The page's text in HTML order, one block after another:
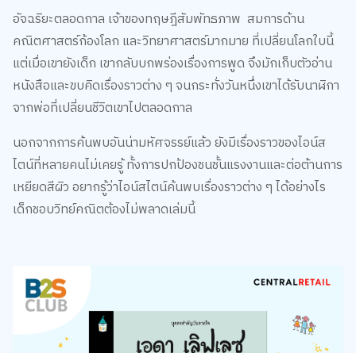
อัจฉริยะตลอดกาล เจ้าของทฤษฎีสัมพัทธภาพ สมการด้าน
คณิตศาสตร์ก้องโลก และวิทยาศาสตร์มากมาย ที่เปลี่ยนโลกใบนี้
แต่เมื่อเขายังเด็ก เขากลับบกพร่องเรื่องการพูด จึงมักเก็บตัวอ่าน
หนังสือและขบคิดเรื่องราวต่าง ๆ จนกระทั่งวันหนึ่งเขาได้รับนาฬิกา
จากพ่อที่เปลี่ยนชีวิตเขาไปตลอดกาล
นอกจากการค้นพบอันน่ามหัศจรรย์แล้ว ยังมีเรื่องราวของไอน์ส
ไตน์ที่หลายคนไม่เคยรู้ ทั้งการปกป้องชนชั้นแรงงานและต่อต้านการ
เหยียดสีผิว อยากรู้ว่าไอน์สไตน์ค้นพบเรื่องราวต่าง ๆ ได้อย่างไร
เด็กชอบวิทย์คณิตต้องไม่พลาดเล่มนี้